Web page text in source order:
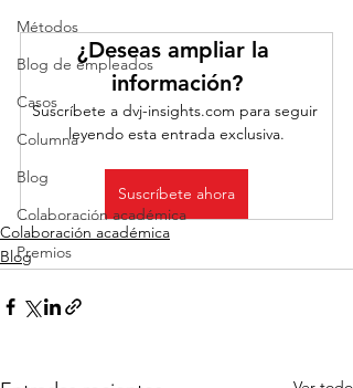
Métodos
Blog de empleados
Casos
Columna
Blog
Colaboración académica
Premios
¿Deseas ampliar la
información?
Suscríbete a dvj-insights.com para seguir
leyendo esta entrada exclusiva.
Suscríbete ahora
Colaboración académica
Blog